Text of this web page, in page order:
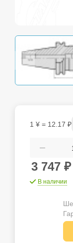
3 747 ₽
В наличии
1 ¥ = 12.17 ₽